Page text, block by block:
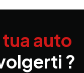
tua auto
?